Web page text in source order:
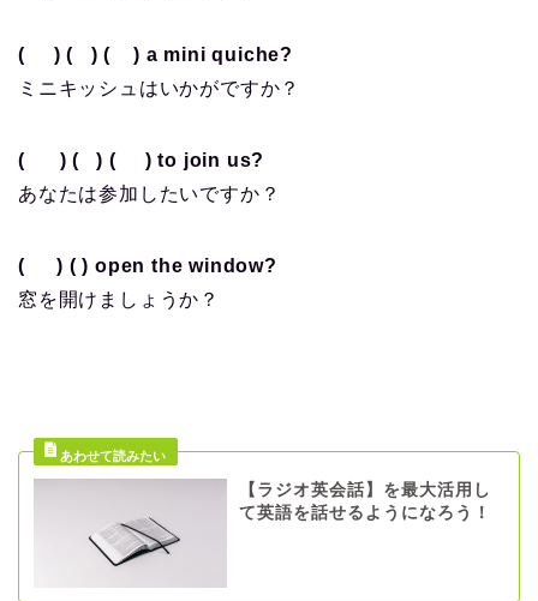
( ) ( ) ( ) a mini quiche?
ミニキッシュはいかがですか？
( ) ( ) ( ) to join us?
あなたは参加したいですか？
( ) ( ) open the window?
窓を開けましょうか？
【ラジオ英会話】を最大活用し
て英語を話せるようになろう！